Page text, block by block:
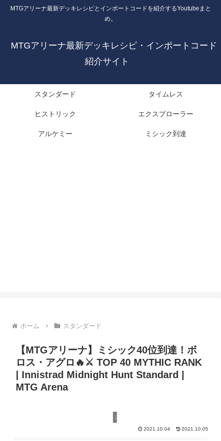
MTGアリーナ最新デッキレシピとインポートコードを紹介するYoutubeまと
め。
MTGアリーナ最新デッキレシピ・インポートコード
紹介サイト
スタンダード タイムレス
ヒストリック エクスプローラー
アルケミー ミシック到達
ホーム スタンダード
【MTGアリーナ】ミシック40位到達！ボ
ロス・アグロ🔥⚔️ TOP 40 MYTHIC RANK
| Innistrad Midnight Hunt Standard |
MTG Arena
スタンダード
2021.10.04 2021.10.05